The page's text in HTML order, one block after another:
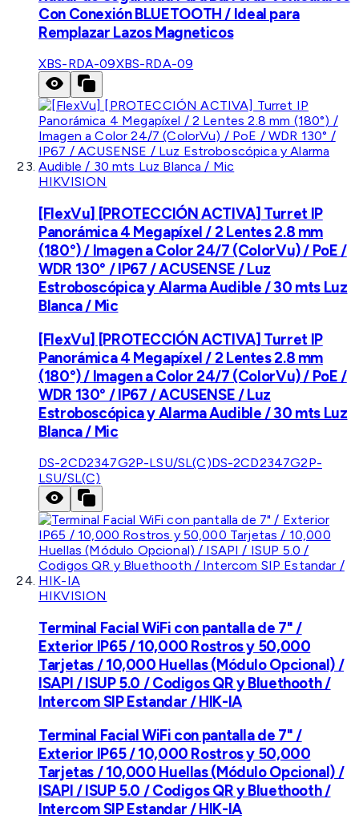
Con Conexión BLUETOOTH / Ideal para
Remplazar Lazos Magneticos
XBS-RDA-09XBS-RDA-09
HIKVISION
[FlexVu] [PROTECCIÓN ACTIVA] Turret IP
Panorámica 4 Megapíxel / 2 Lentes 2.8 mm
(180°) / Imagen a Color 24/7 (ColorVu) / PoE /
WDR 130° / IP67 / ACUSENSE / Luz
Estroboscópica y Alarma Audible / 30 mts Luz
Blanca / Mic
[FlexVu] [PROTECCIÓN ACTIVA] Turret IP
Panorámica 4 Megapíxel / 2 Lentes 2.8 mm
(180°) / Imagen a Color 24/7 (ColorVu) / PoE /
WDR 130° / IP67 / ACUSENSE / Luz
Estroboscópica y Alarma Audible / 30 mts Luz
Blanca / Mic
DS-2CD2347G2P-LSU/SL(C)DS-2CD2347G2P-
LSU/SL(C)
HIKVISION
Terminal Facial WiFi con pantalla de 7" /
Exterior IP65 / 10,000 Rostros y 50,000
Tarjetas / 10,000 Huellas (Módulo Opcional) /
ISAPI / ISUP 5.0 / Codigos QR y Bluethooth /
Intercom SIP Estandar / HIK-IA
Terminal Facial WiFi con pantalla de 7" /
Exterior IP65 / 10,000 Rostros y 50,000
Tarjetas / 10,000 Huellas (Módulo Opcional) /
ISAPI / ISUP 5.0 / Codigos QR y Bluethooth /
Intercom SIP Estandar / HIK-IA